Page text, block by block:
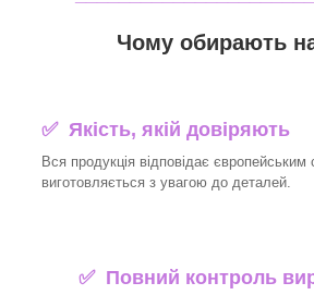
Чому обирають
✅ Якість, якій довіряють
Вся продукція відповідає європейським
виготовляється з увагою до деталей.
✅ Повний контроль